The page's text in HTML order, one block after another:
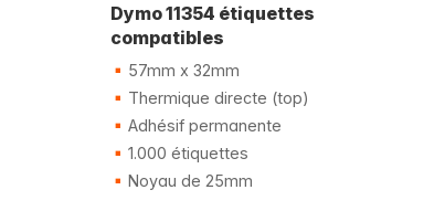
Dymo 11354 étiquettes
compatibles
57mm x 32mm
Thermique directe (top)
Adhésif permanente
1.000 étiquettes
Noyau de 25mm